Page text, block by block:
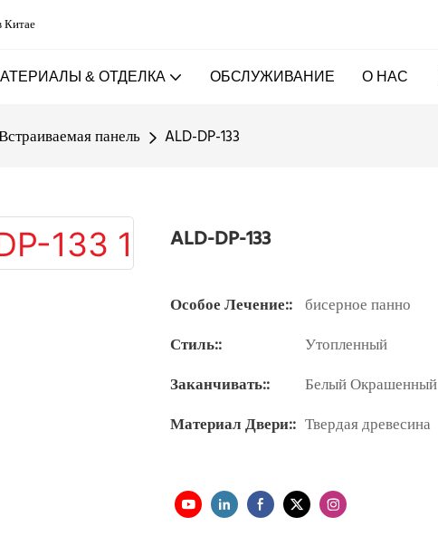
Китае
& ОТДЕЛКА ОБСЛУЖИВАНИЕ О НАС
панель ALD-DP-133
ALD-DP-133
Особое Лечение:: бисерное панно
Стиль::
Утопленный
Заканчивать::
Белый Окрашенный
Материал Двери:: Твердая древесина